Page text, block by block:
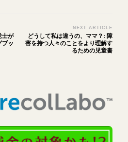
士が
ブッ
NEXT ARTICLE
どうして私は違うの、ママ？: 障
害を持つ人々のことをより理解す
るための児童書